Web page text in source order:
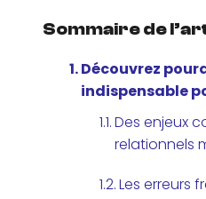
Sommaire de
Découvrez
indispensable
Des enjeux
relationnels
Les erreurs